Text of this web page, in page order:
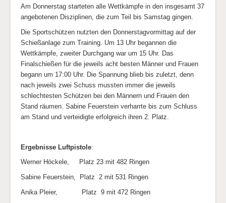
Am Donnerstag starteten alle Wettkämpfe in den insgesamt 37
angebotenen Disziplinen, die zum Teil bis Samstag gingen.
Die Sportschützen nutzten den Donnerstagvormittag auf der
Schießanlage zum Training. Um 13 Uhr begannen die
Wettkämpfe, zweiter Durchgang war um 15 Uhr. Das
Finalschießen für die jeweils acht besten Männer und Frauen
begann um 17:00 Uhr. Die Spannung blieb bis zuletzt, denn
nach jeweils zwei Schuss mussten immer die jeweils
schlechtesten Schützen bei den Männern und Frauen den
Stand räumen. Sabine Feuerstein verharrte bis zum Schluss
am Stand und verteidigte erfolgreich ihren 2. Platz.
Ergebnisse Luftpistole:
Werner Höckele, Platz 23 mit 482 Ringen
Sabine Feuerstein, Platz 2 mit 531 Ringen
Anika Pleier, Platz 9 mit 472 Ringen